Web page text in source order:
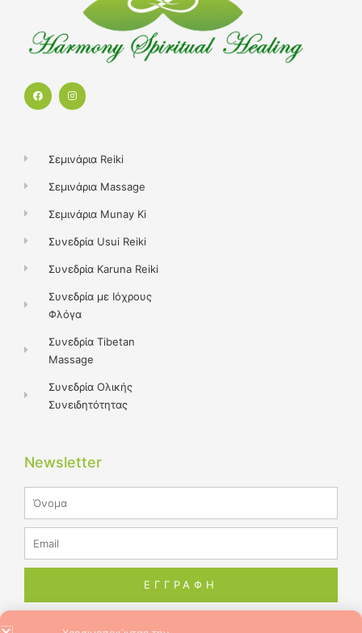
F
a
I
n
m
Σεμινάρια Reiki
Σεμινάρια Massage
Σεμινάρια Munay Ki
Συνεδρία Usui Reiki
Συνεδρία Karuna Reiki
Συνεδρία με Ιόχρους
Φλόγα
Συνεδρία Tibetan
Massage
Συνεδρία Ολικής
Συνειδητότητας
Newsletter
ΕΓΓΡΑΦΗ